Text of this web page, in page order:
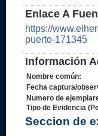
Enlace A
https://
puerto-171345
Información
Nombre común:
Fecha captura/
Numero de
Tipo de Evidencia
Seccion de